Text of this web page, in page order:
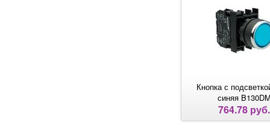
Кнопка с
синяя
764.78 руб.